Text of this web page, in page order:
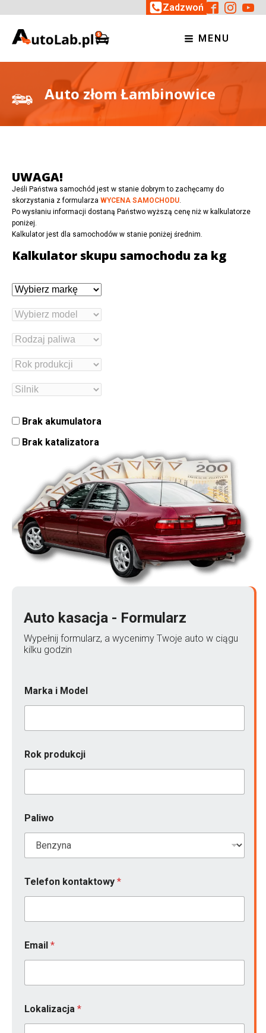
Zadzwoń
MENU
Auto złom Łambinowice
UWAGA!
Jeśli Państwa samochód jest w stanie dobrym to zachęcamy do
skorzystania z formularza WYCENA SAMOCHODU.
Po wysłaniu informacji dostaną Państwo wyższą cenę niż w kalkulatorze
poniżej.
Kalkulator jest dla samochodów w stanie poniżej średnim.
Kalkulator skupu samochodu za kg
Brak akumulatora
Brak katalizatora
Auto kasacja - Formularz
Wypełnij formularz, a wycenimy Twoje auto w ciągu
kilku godzin
Marka i Model
Rok produkcji
Paliwo
Telefon kontaktowy *
L
o
a
i
z
a
Email *
Lokalizacja *